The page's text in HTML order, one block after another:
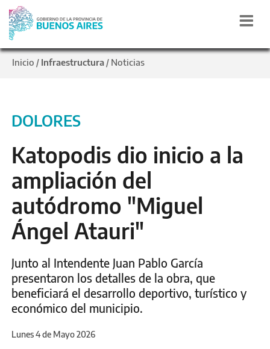
Inicio / Infraestructura / Noticias
DOLORES
Katopodis dio inicio a la
ampliación del
autódromo "Miguel
Ángel Atauri"
Junto al Intendente Juan Pablo García
presentaron los detalles de la obra, que
beneficiará el desarrollo deportivo, turístico y
económico del municipio.
Lunes 4 de Mayo 2026